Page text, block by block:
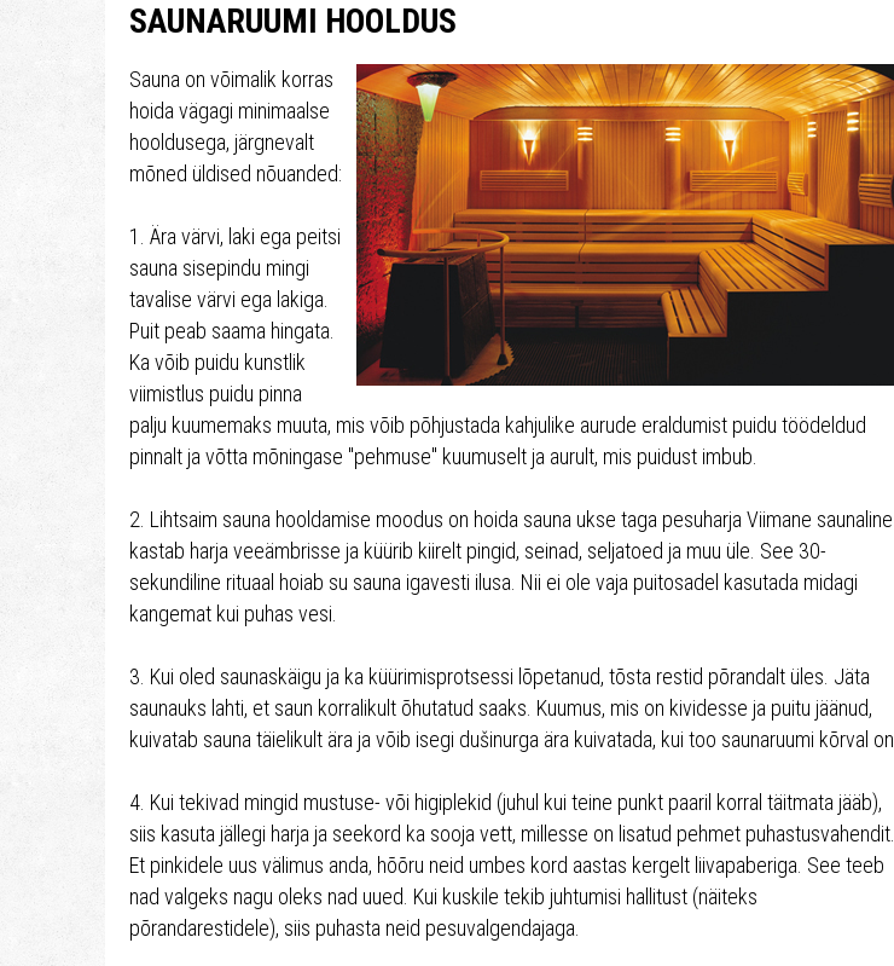
SAUNARUUMI HOOLDUS
Sauna on võimalik korras
hoida vägagi minimaalse
hooldusega, järgnevalt
mõned üldised nõuanded:
1. Ära värvi, laki ega peitsi
sauna sisepindu mingi
tavalise värvi ega lakiga.
Puit peab saama hingata.
Ka võib puidu kunstlik
viimistlus puidu pinna
palju kuumemaks muuta, mis võib põhjustada kahjulike aurude eraldumist puidu töödeldud
pinnalt ja võtta mõningase "pehmuse" kuumuselt ja aurult, mis puidust imbub.
2. Lihtsaim sauna hooldamise moodus on hoida sauna ukse taga pesuharja Viimane saunaline
kastab harja veeämbrisse ja küürib kiirelt pingid, seinad, seljatoed ja muu üle. See 30-
sekundiline rituaal hoiab su sauna igavesti ilusa. Nii ei ole vaja puitosadel kasutada midagi
kangemat kui puhas vesi.
3. Kui oled saunaskäigu ja ka küürimisprotsessi lõpetanud, tõsta restid põrandalt üles. Jäta
saunauks lahti, et saun korralikult õhutatud saaks. Kuumus, mis on kividesse ja puitu jäänud,
kuivatab sauna täielikult ära ja võib isegi dušinurga ära kuivatada, kui too saunaruumi kõrval on.
4. Kui tekivad mingid mustuse- või higiplekid (juhul kui teine punkt paaril korral täitmata jääb),
siis kasuta jällegi harja ja seekord ka sooja vett, millesse on lisatud pehmet puhastusvahendit.
Et pinkidele uus välimus anda, hõõru neid umbes kord aastas kergelt liivapaberiga. See teeb
nad valgeks nagu oleks nad uued. Kui kuskile tekib juhtumisi hallitust (näiteks
põrandarestidele), siis puhasta neid pesuvalgendajaga.